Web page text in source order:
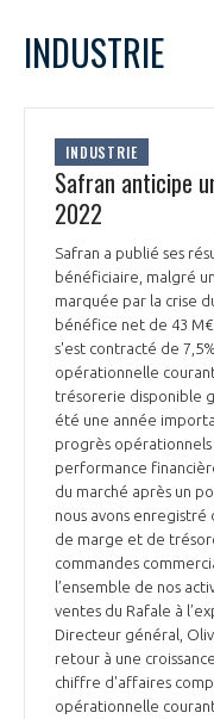
PRÉSENTATION
NOTRE VISION
NOS MISSIONS
NOTRE HISTOIRE
ORGANISATION
LE CONSEIL DU GIFAS
L’ÉQUIPE DU GIFAS
NOS RÉSEAUX À
FONCTIONNEMENT
GEADS
COMITÉ AERO PME
STARTAIR
COMMISSIONS ET
LES PROGRAMMES DU
UN ÉCOSYSTÈME
POURQUOI DEVENIR
LA MÉDIATION
LA MÉDIATION DANS LA
LE MÉDIATEUR DE LA
MÉDIATION ET CHARTE
LE SALON DU
CHIFFRES CLÉS
L
1
INDUSTRIE
INDUSTRIE
Safran anticipe
2022
Safran a publié ses
bénéficiaire, malgré
marquée par la crise
bénéfice net de 43
s'est contracté de
opérationnelle
trésorerie disponible
été une année
progrès
performance
du marché après un
nous avons
de marge et de
commandes
l’ensemble de nos
ventes du Rafale à
Directeur général,
retour à une
chiffre d'affaires
opérationnelle
Rejoignez une
Découvrez les
Rencontres,